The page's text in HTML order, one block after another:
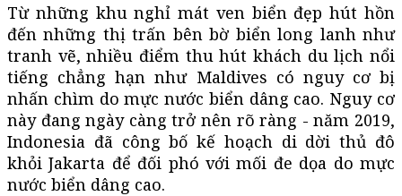
Từ những khu nghỉ mát ven biển đẹp hút hồn
đến những thị trấn bên bờ biển long lanh như
tranh vẽ, nhiều điểm thu hút khách du lịch nổi
tiếng chẳng hạn như Maldives có nguy cơ bị
nhấn chìm do mực nước biển dâng cao. Nguy cơ
này đang ngày càng trở nên rõ ràng - năm 2019,
Indonesia đã công bố kế hoạch di dời thủ đô
khỏi Jakarta để đối phó với mối đe dọa do mực
nước biển dâng cao.